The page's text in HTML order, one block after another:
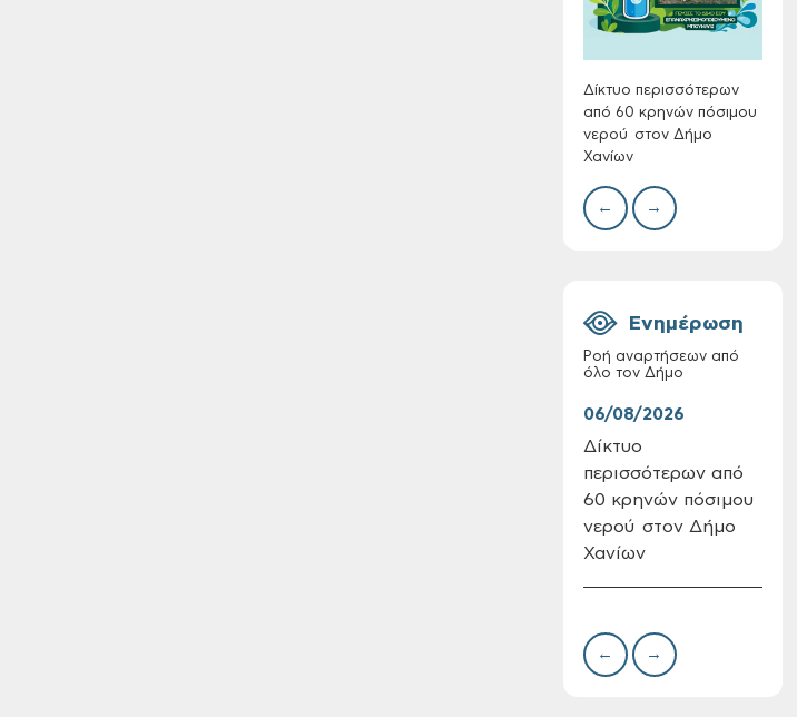
Πίνακες Κατάταξης
& Βαθμολογίας,
Πίνακες
προσληπτέων και
Δήμου Χανίων
Oριστικοί πίνακες
σχέση εργάσιας
ιδιωτικού δικαίου
Δίκτυο περισσότερων
από 60 κρηνών πόσιμου
νερού στον Δήμο
Χανίων
με
← →
Ενημέρωση
Ροή αναρτήσεων από
όλο τον Δήμο
06/08/2026
Δίκτυο
περισσότερων από
60 κρηνών πόσιμου
νερού στον Δήμο
Χανίων
← →